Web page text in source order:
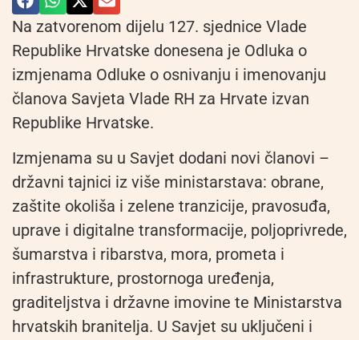
Na zatvorenom dijelu 127. sjednice Vlade
Republike Hrvatske donesena je Odluka o
izmjenama Odluke o osnivanju i imenovanju
članova Savjeta Vlade RH za Hrvate izvan
Republike Hrvatske.
Izmjenama su u Savjet dodani novi članovi –
državni tajnici iz više ministarstava: obrane,
zaštite okoliša i zelene tranzicije, pravosuđa,
uprave i digitalne transformacije, poljoprivrede,
šumarstva i ribarstva, mora, prometa i
infrastrukture, prostornoga uređenja,
graditeljstva i državne imovine te Ministarstva
hrvatskih branitelja. U Savjet su uključeni i